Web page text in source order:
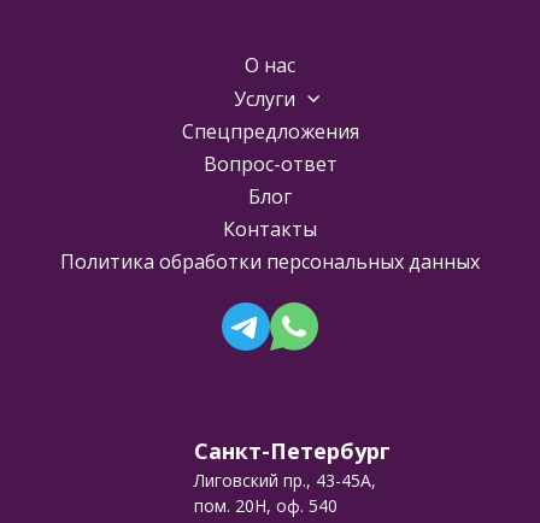
О нас
Услуги
Спецпредложения
Вопрос-ответ
Блог
Контакты
Политика обработки персональных данных
Санкт-Петербург
Лиговский пр., 43-45А,
пом. 20Н, оф. 540